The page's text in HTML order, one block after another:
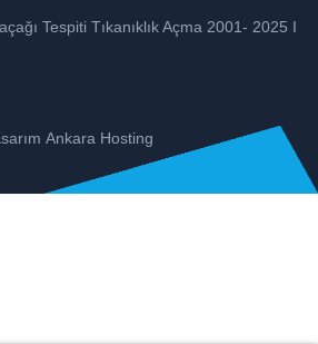
Tespiti Tıkanıklık Açma 2001- 2025 I
Ankara Hosting